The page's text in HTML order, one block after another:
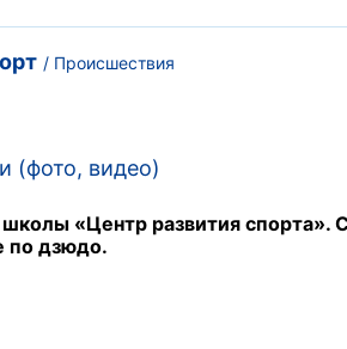
Происшествия
(фото, видео)
«Центр развития спорта».
по дзюдо.